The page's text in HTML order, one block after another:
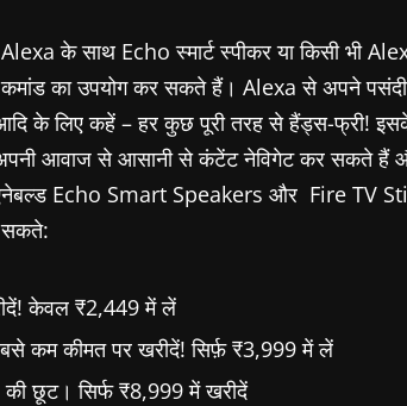
के साथ Echo स्मार्ट स्पीकर या किसी भी
का उपयोग कर सकते हैं। Alexa से अपने
के लिए कहें – हर कुछ पूरी तरह से हैंड्स-फ्री!
आवाज से आसानी से कंटेंट नेविगेट कर सकते हैं
Echo Smart Speakers और Fire TV
सकते:
केवल ₹2,449 में लें
कम कीमत पर खरीदें! सिर्फ़ ₹3,999 में लें
छूट। सिर्फ ₹8,999 में खरीदें